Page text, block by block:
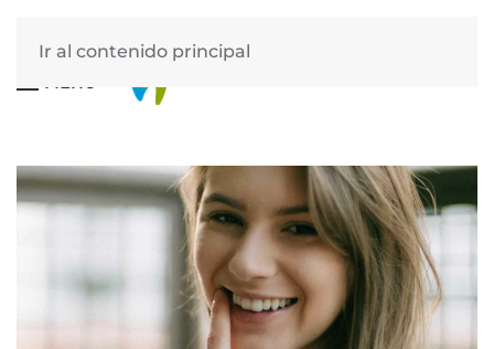
Ir al contenido principal
MENÚ